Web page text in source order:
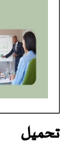
تحميل